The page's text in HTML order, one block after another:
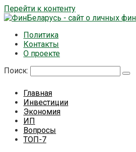
Перейти к контенту
Политика
Контакты
О проекте
Поиск:
Главная
Инвестиции
Экономия
ИП
Вопросы
ТОП-7